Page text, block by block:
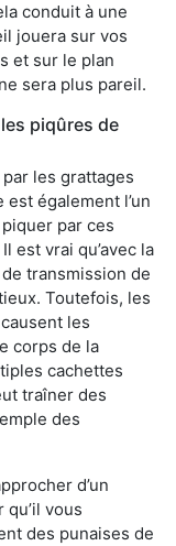
conduit à une
jouera sur vos
et sur le plan
sera plus pareil.
piqûres de
les grattages
également l’un
par ces
est vrai qu’avec la
transmission de
Toutefois, les
les
corps de la
cachettes
traîner des
des
d’un
vous
des punaises de